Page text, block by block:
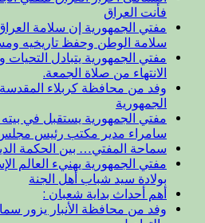
فأنت العراق
مفتي الجمهورية إن سلامة
سلامة الوطن وحفظ تاريخيه
مفتي الجمهورية يتبادل
الانتهاء من صلاة الجمعة.
وفد من محافظة كربلاء
الجمهورية
مفتي الجمهورية يستقبل في
سامراء مدير مكتب رئيس
سماحة المفتي… بين الحكمة
مفتي الجمهورية يهنيء العالم
بولادة سيد شباب أهل الجنة
أهم أحداث بداية شعبان :
وفد من محافظة الأنبار يزور